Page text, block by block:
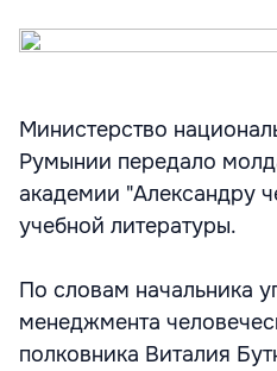
Министерство
Румынии передало
академии "Александру
учебной литературы.
По словам начальника
менеджмента
полковника Виталия